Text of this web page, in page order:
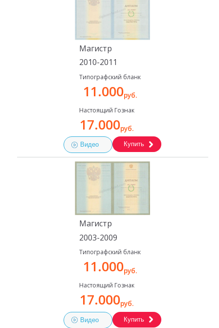
Магистр
2010-2011
Типографский бланк
11.000руб.
Настоящий Гознак
17.000руб.
Видео Купить
Магистр
2003-2009
Типографский бланк
11.000руб.
Настоящий Гознак
17.000руб.
Видео Купить